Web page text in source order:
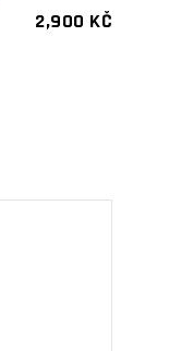
2,900 KČ